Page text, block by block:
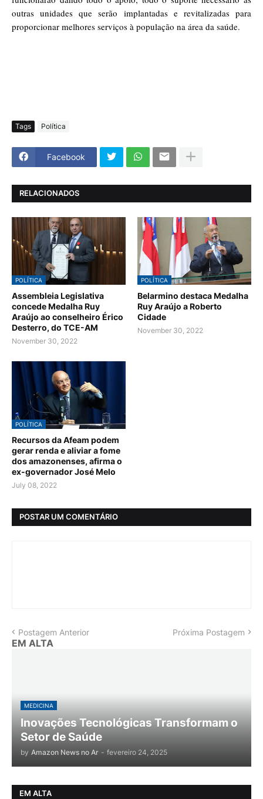
outras unidades que serão implantadas e revitalizadas para
proporcionar melhores serviços à população na área da saúde.
Tags Política
Facebook
RELACIONADOS
POLÍTICA
Assembleia Legislativa
concede Medalha Ruy
Araújo ao conselheiro Érico
Desterro, do TCE-AM
November 30, 2022
POLÍTICA
Belarmino destaca Medalha
Ruy Araújo a Roberto
Cidade
November 30, 2022
POLÍTICA
Recursos da Afeam podem
gerar renda e aliviar a fome
dos amazonenses, afirma o
ex-governador José Melo
July 08, 2022
POSTAR UM COMENTÁRIO
Postagem Anterior Próxima Postagem
EM ALTA
MEDICINA
Inovações Tecnológicas Transformam o
Setor de Saúde
by Amazon News no Ar - fevereiro 24, 2025
EM ALTA